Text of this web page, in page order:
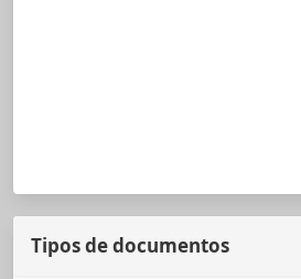
Tipos de documentos